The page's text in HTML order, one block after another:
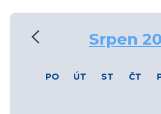
Srpen
PO ÚT ST ČT